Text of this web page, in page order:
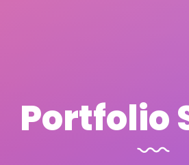
Portfolio